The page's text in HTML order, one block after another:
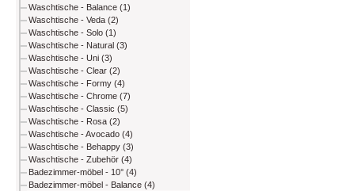
Waschtische - Balance (1)
Waschtische - Veda (2)
Waschtische - Solo (1)
Waschtische - Natural (3)
Waschtische - Uni (3)
Waschtische - Clear (2)
Waschtische - Formy (4)
Waschtische - Chrome (7)
Waschtische - Classic (5)
Waschtische - Rosa (2)
Waschtische - Avocado (4)
Waschtische - Behappy (3)
Waschtische - Zubehör (4)
Badezimmer-möbel - 10° (4)
Badezimmer-möbel - Balance (4)